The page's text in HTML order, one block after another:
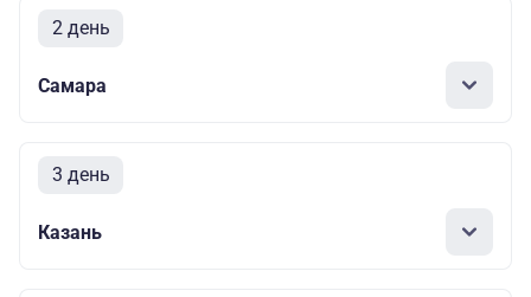
2 день
Самара
3 день
Казань